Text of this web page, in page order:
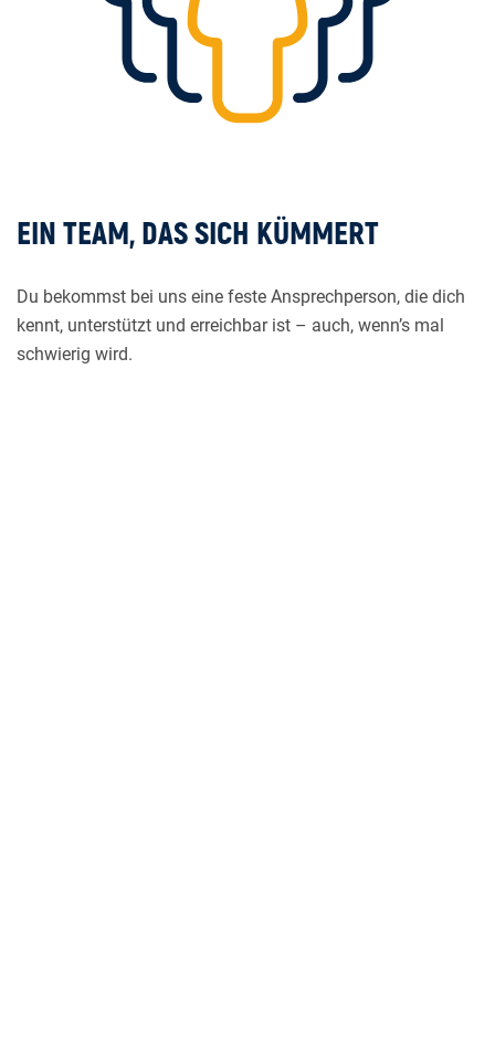
EIN TEAM, DAS SICH KÜMMERT
Du bekommst bei uns eine feste Ansprechperson, die dich
kennt, unterstützt und erreichbar ist – auch, wenn’s mal
schwierig wird.